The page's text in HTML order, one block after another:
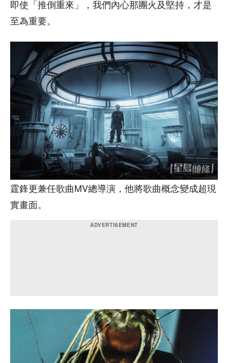
即使「推倒重來」，我們內心那團火及堅持，才是
至為重要。
霆鋒更兼任歌曲MV總導演，他將歌曲概念變成超現
實畫面。